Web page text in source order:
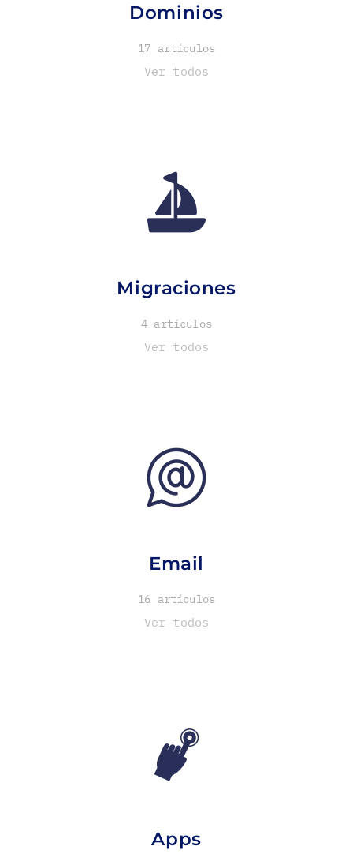
Dominios
17 artículos
Ver todos
Migraciones
4 artículos
Ver todos
Email
16 artículos
Ver todos
Apps